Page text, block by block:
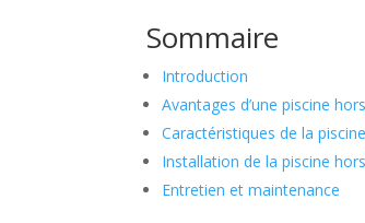
Sommaire
Introduction
Avantages d’une piscine
Caractéristiques de la
Installation de la piscine
Entretien et maintenance